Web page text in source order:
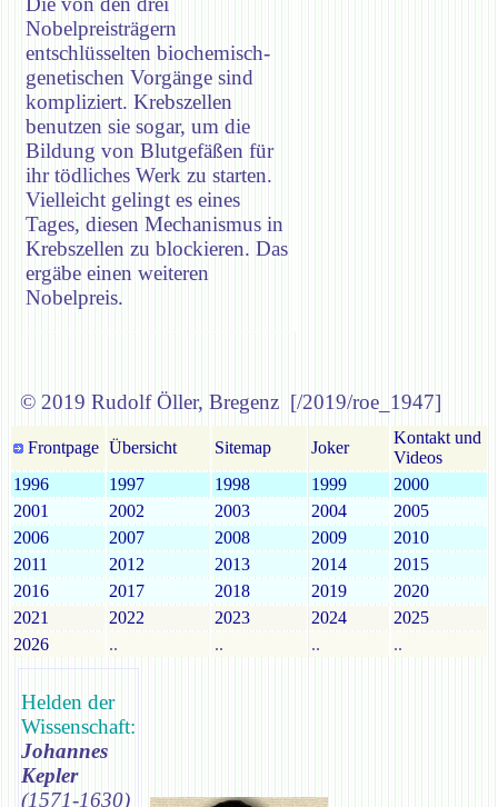
Nobelpreisträgern
entschlüsselten biochemisch-
genetischen Vorgänge sind
kompliziert. Krebszellen
benutzen sie sogar, um die
Bildung von Blutgefäßen für
ihr tödliches Werk zu starten.
Vielleicht gelingt es eines
Tages, diesen Mechanismus in
Krebszellen zu blockieren. Das
ergäbe einen weiteren
Nobelpreis.
© 2019 Rudolf Öller, Bregenz [/2019/roe_1947]
Frontpage Übersicht Sitemap Joker
Kontakt und
Videos
1996
1997 1998 1999
2000
2001
2002 2003 2004
2005
2006
2007 2008 2009
2010
2011
2012 2013 2014
2015
2016
2017 2018 2019
2020
2021
2022 2023 2024
2025
2026
.. .. .. ..
Helden der
Wissenschaft:
Johannes
Kepler
(1571-1630)